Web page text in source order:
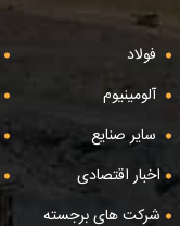
فولاد
آلومینیوم
سایر صنایع
اخبار اقتصادی
شرکت های برجسته